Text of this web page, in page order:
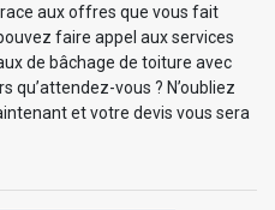
aux offres que vous fait
faire appel aux services
de bâchage de toiture avec
qu’attendez-vous ? N’oubliez
et votre devis vous sera